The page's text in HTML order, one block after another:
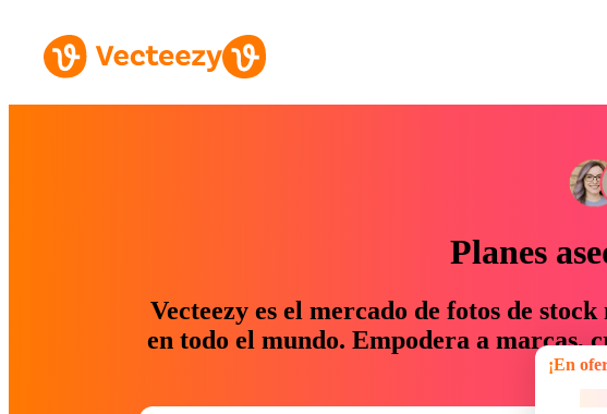
Planes
Vecteezy es el mercado de fotos de
en todo el mundo. Empodera a marcas,
un
¡En oferta